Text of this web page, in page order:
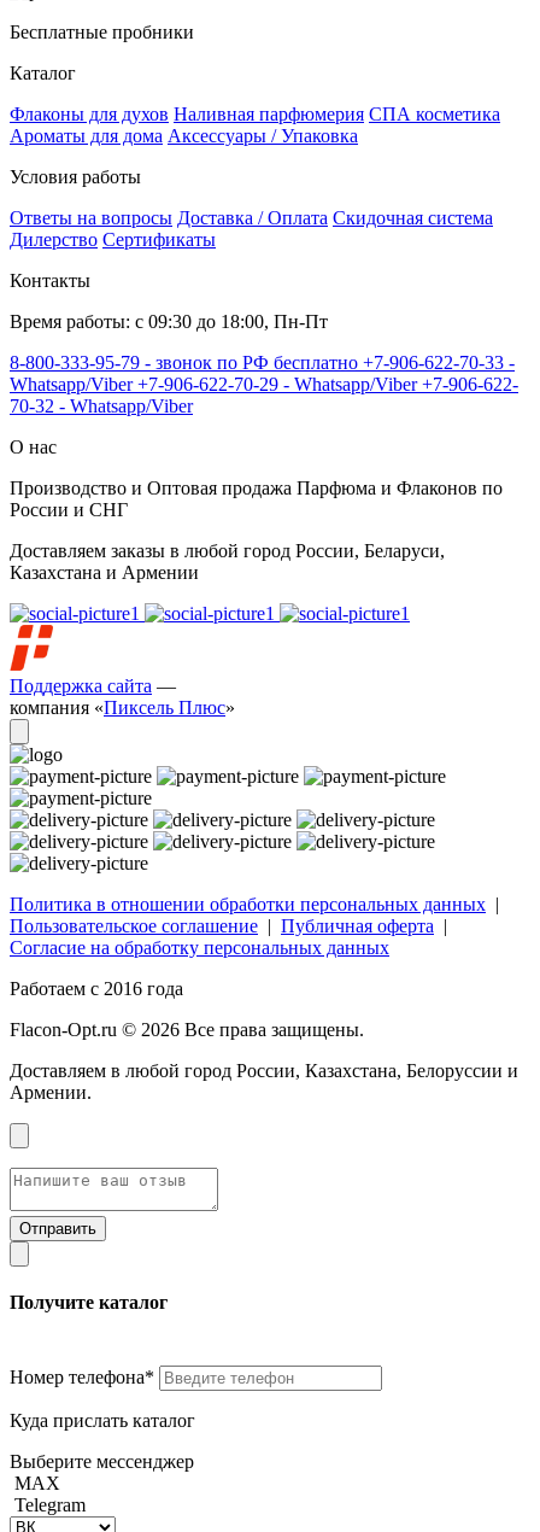
Бесплатные пробники
Каталог
Флаконы для духов Наливная парфюмерия СПА косметика
Ароматы для дома Аксессуары / Упаковка
Условия работы
Ответы на вопросы Доставка / Оплата Скидочная система
Дилерство Сертификаты
Контакты
Время работы: с 09:30 до 18:00, Пн-Пт
8-800-333-95-79 - звонок по РФ бесплатно +7-906-622-70-33 -
Whatsapp/Viber+7-906-622-70-29 - Whatsapp/Viber+7-906-622-
70-32 - Whatsapp/Viber
О нас
Производство и Оптовая продажа Парфюма и Флаконов по
России и СНГ
Доставляем заказы в любой город России, Беларуси,
Казахстана и Армении
Поддержка сайта —
компания «Пиксель Плюс»
Политика в отношении обработки персональных данных |
Пользовательское соглашение | Публичная оферта |
Согласие на обработку персональных данных
Работаем с 2016 года
Flacon-Opt.ru © 2026 Все права защищены.
Доставляем в любой город России, Казахстана, Белоруссии и
Армении.
Получите каталог
Номер телефона*
Куда прислать каталог
Выберите мессенджер
MAX
Telegram